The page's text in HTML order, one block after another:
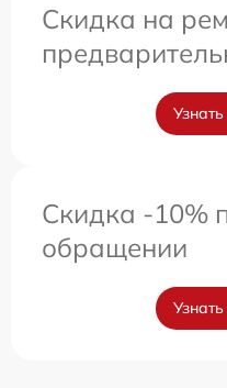
Скидка на
Скидка -10%
обращении